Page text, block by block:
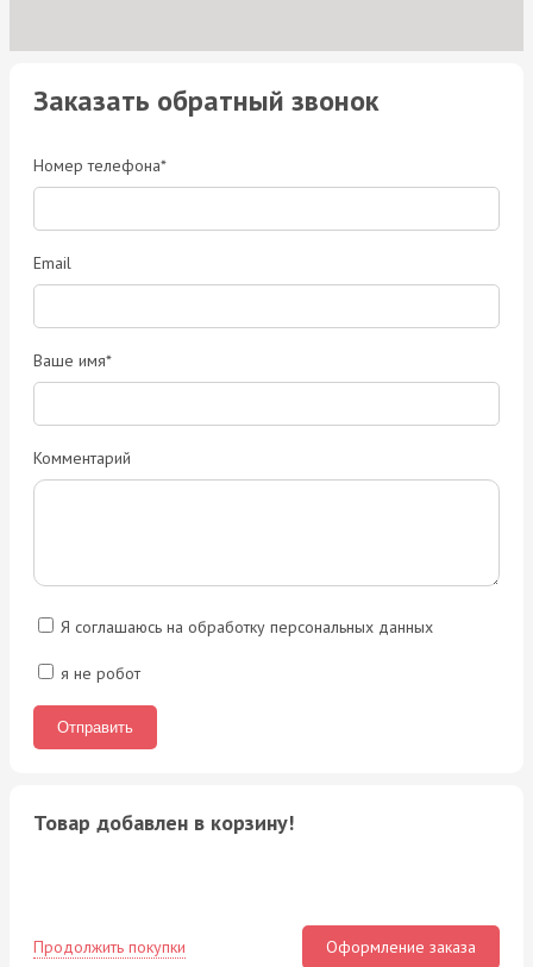
Заказать обратный звонок
Номер телефона*
Email
Ваше имя*
Комментарий
Я соглашаюсь на обработку персональных данных
я не робот
Товар добавлен в корзину!
Продолжить покупки Оформление заказа